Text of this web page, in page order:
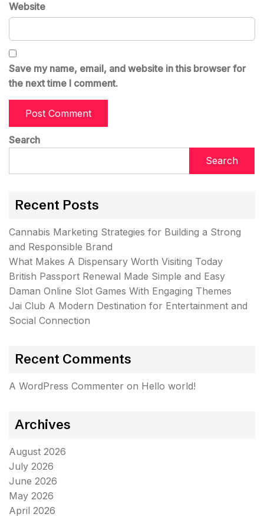
Website
Save my name, email, and website in this browser for
the next time I comment.
Search
Search
Recent Posts
Cannabis Marketing Strategies for Building a Strong
and Responsible Brand
What Makes A Dispensary Worth Visiting Today
British Passport Renewal Made Simple and Easy
Daman Online Slot Games With Engaging Themes
Jai Club A Modern Destination for Entertainment and
Social Connection
Recent Comments
A WordPress Commenter on Hello world!
Archives
August 2026
July 2026
June 2026
May 2026
April 2026